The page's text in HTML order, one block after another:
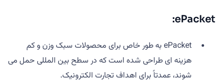
ePacket:
ePacket به طور خاص برای محصولات سبک وزن و کم
هزینه ای طراحی شده است که در سطح بین المللی حمل می
شوند، عمدتاً برای اهداف تجارت الکترونیک.